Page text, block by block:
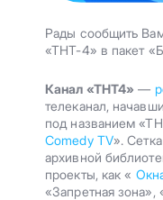
Рады сообщить
«ТНТ-4» в пакет
Канал «ТНТ4» —
телеканал,
под названием
Comedy TV».
архивной
проекты, как «
«Запретная